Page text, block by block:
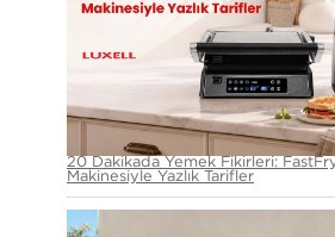
20 Dakikada Yemek Fikirleri:
Makinesiyle Yazlık Tarifler